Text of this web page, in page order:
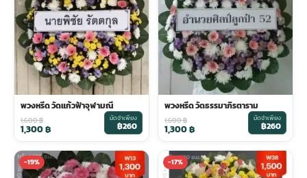
พวงหรีด วัดแก้วฟ้าจุฬามณี
1,600฿
1,300฿
มัดจำเพียง
฿260
พวงหรีด วัดธรรมาภิรตาราม
1,600฿
1,300฿
มัดจำเพียง
฿260
-19% -17%